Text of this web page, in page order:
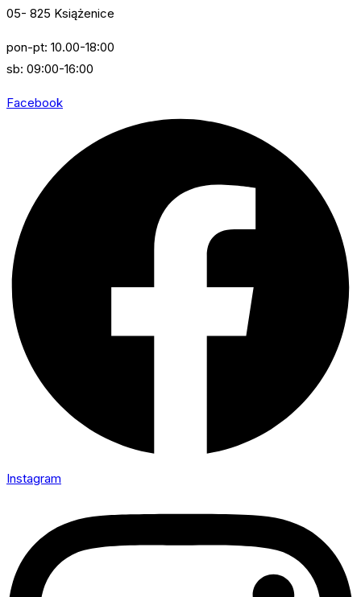
05- 825 Książenice
pon-pt: 10.00-18:00
sb: 09:00-16:00
Facebook
Instagram